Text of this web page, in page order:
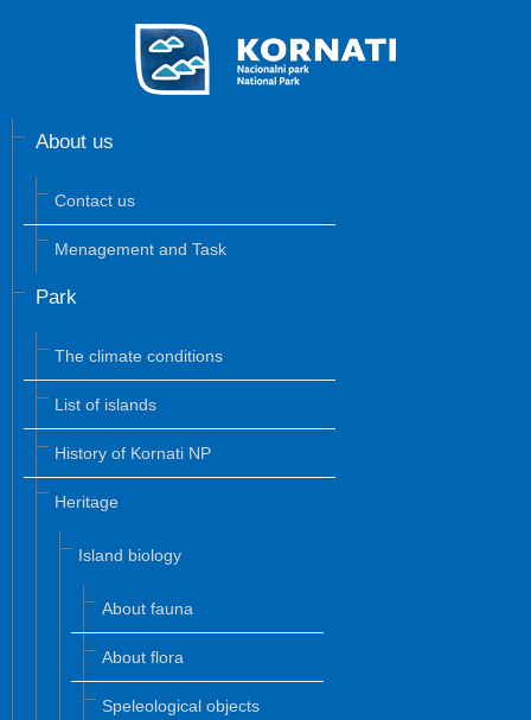
About us
Contact us
Menagement and Task
Park
The climate conditions
List of islands
History of Kornati NP
Heritage
Island biology
About fauna
About flora
Speleological objects